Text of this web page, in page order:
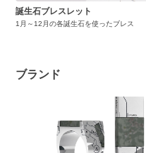
誕生石ブレスレット
1月～12月の各誕生石を使ったブレス
ブランド